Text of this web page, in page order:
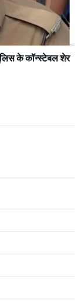
के कॉन्स्टेबल शेर